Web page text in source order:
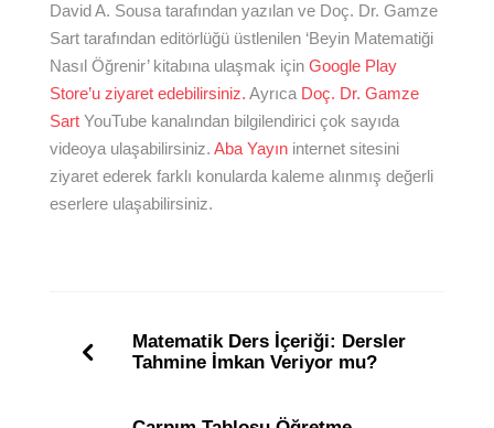
David A. Sousa tarafından yazılan ve Doç. Dr. Gamze
Sart tarafından editörlüğü üstlenilen ‘Beyin Matematiği
Nasıl Öğrenir’ kitabına ulaşmak için Google Play
Store’u ziyaret edebilirsiniz. Ayrıca Doç. Dr. Gamze
SartYouTube kanalından bilgilendirici çok sayıda
videoya ulaşabilirsiniz. Aba Yayıninternet sitesini
ziyaret ederek farklı konularda kaleme alınmış değerli
eserlere ulaşabilirsiniz.
Matematik Ders İçeriği: Dersler
Tahmine İmkan Veriyor mu?